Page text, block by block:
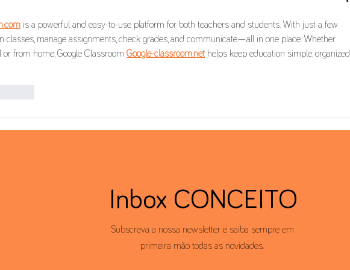
is a powerful and easy-to-use platform for both teachers and students. With just a few
classes, manage assignments, check grades, and communicate—all in one place. Whether
or from home, Google Classroom Google-classroom.net helps keep education simple, organized,
Inbox CONCEITO
Subscreva a nossa newsletter e saiba sempre em
primeira mão todas as novidades.